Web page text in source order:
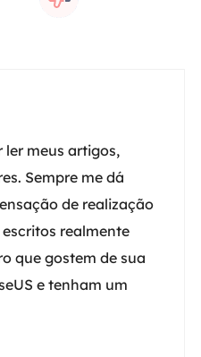
meus artigos,
Sempre me dá
de realização
realmente
que gostem de sua
e tenham um